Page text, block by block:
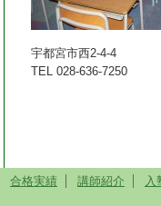
宇都宮市西2-4-4
TEL 028-636-7250
合格実績 講師紹介 入